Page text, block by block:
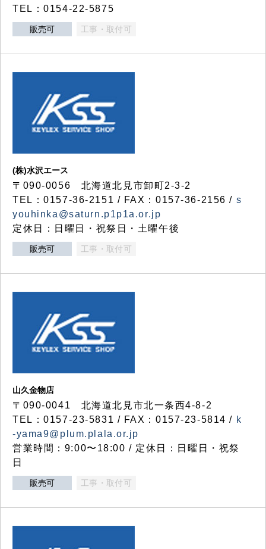
TEL：0154-22-5875
販売可 工事・取付可
(株)水沢エース
〒090-0056 北海道北見市卸町2-3-2
TEL：0157-36-2151 / FAX：0157-36-2156 / s
youhinka@saturn.p1p1a.or.jp
定休日：日曜日・祝祭日・土曜午後
販売可 工事・取付可
山久金物店
〒090-0041 北海道北見市北一条西4-8-2
TEL：0157-23-5831 / FAX：0157-23-5814 / k
-yama9@plum.plala.or.jp
営業時間：9:00〜18:00 / 定休日：日曜日・祝祭
日
販売可 工事・取付可